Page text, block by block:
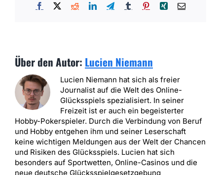
Facebook RedditLinkedInTelegramTumblr PinterestXing E-
Über den Autor: Lucien Niemann
Lucien Niemann hat sich als freier
Journalist auf die Welt des Online-
Glücksspiels spezialisiert. In seiner
Freizeit ist er auch ein begeisterter
Hobby-Pokerspieler. Durch die Verbindung von Beruf
und Hobby entgehen ihm und seiner Leserschaft
keine wichtigen Meldungen aus der Welt der Chancen
und Risiken des Glücksspiels. Lucien hat sich
besonders auf Sportwetten, Online-Casinos und die
neue deutsche Glücksspielgesetzgebung